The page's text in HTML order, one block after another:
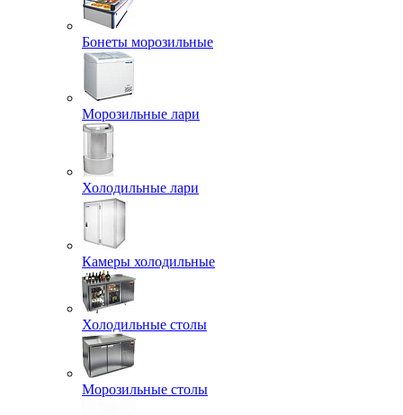
Бонеты морозильные
Морозильные лари
Холодильные лари
Камеры холодильные
Холодильные столы
Морозильные столы